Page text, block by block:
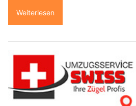
Weiterlesen